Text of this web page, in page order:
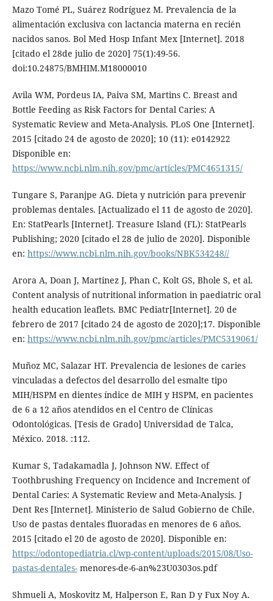
Mazo Tomé PL, Suárez Rodríguez M. Prevalencia de la
alimentación exclusiva con lactancia materna en recién
nacidos sanos. Bol Med Hosp Infant Mex [Internet]. 2018
[citado el 28de julio de 2020] 75(1):49-56.
doi:10.24875/BMHIM.M18000010
Avila WM, Pordeus IA, Paiva SM, Martins C. Breast and
Bottle Feeding as Risk Factors for Dental Caries: A
Systematic Review and Meta-Analysis. PLoS One [Internet].
2015 [citado 24 de agosto de 2020]; 10 (11): e0142922
Disponible en:
https://www.ncbi.nlm.nih.gov/pmc/articles/PMC4651315/
Tungare S, Paranjpe AG. Dieta y nutrición para prevenir
problemas dentales. [Actualizado el 11 de agosto de 2020].
En: StatPearls [Internet]. Treasure Island (FL): StatPearls
Publishing; 2020 [citado el 28 de julio de 2020]. Disponible
en: https://www.ncbi.nlm.nih.gov/books/NBK534248//
Arora A, Doan J, Martinez J, Phan C, Kolt GS, Bhole S, et al.
Content analysis of nutritional information in paediatric oral
health education leaflets. BMC Pediatr[Internet]. 20 de
febrero de 2017 [citado 24 de agosto de 2020];17. Disponible
en: https://www.ncbi.nlm.nih.gov/pmc/articles/PMC5319061/
Muñoz MC, Salazar HT. Prevalencia de lesiones de caries
vinculadas a defectos del desarrollo del esmalte tipo
MIH/HSPM en dientes índice de MIH y HSPM, en pacientes
de 6 a 12 años atendidos en el Centro de Clínicas
Odontológicas. [Tesis de Grado] Universidad de Talca,
México. 2018. :112.
Kumar S, Tadakamadla J, Johnson NW. Effect of
Toothbrushing Frequency on Incidence and Increment of
Dental Caries: A Systematic Review and Meta-Analysis. J
Dent Res [Internet]. Ministerio de Salud Gobierno de Chile.
Uso de pastas dentales fluoradas en menores de 6 años.
2015 [citado el 20 de agosto de 2020]. Disponible en:
https://odontopediatria.cl/wp-content/uploads/2015/08/Uso-
pastas-dentales-menores-de-6-an%23U0303os.pdf
Shmueli A, Moskovitz M, Halperson E, Ran D y Fux Noy A.